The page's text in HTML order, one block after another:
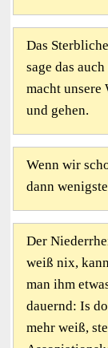
Das
sage das
macht unsere
und gehen.
Wenn wir
dann
Der
weiß nix,
man ihm
dauernd: Is
mehr weiß,